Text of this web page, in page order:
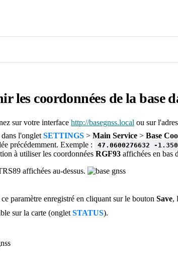
les coordonnées de la base
sur votre interface http://basegnss.local ou sur
l'onglet SETTINGS > Main Service > Base
précédemment. Exemple :
47.0600276632 -
à utiliser les coordonnées RGF93 affichées en bas
affichées au-dessus.
paramètre enregistré en cliquant sur le bouton Save,
sur la carte (onglet STATUS).